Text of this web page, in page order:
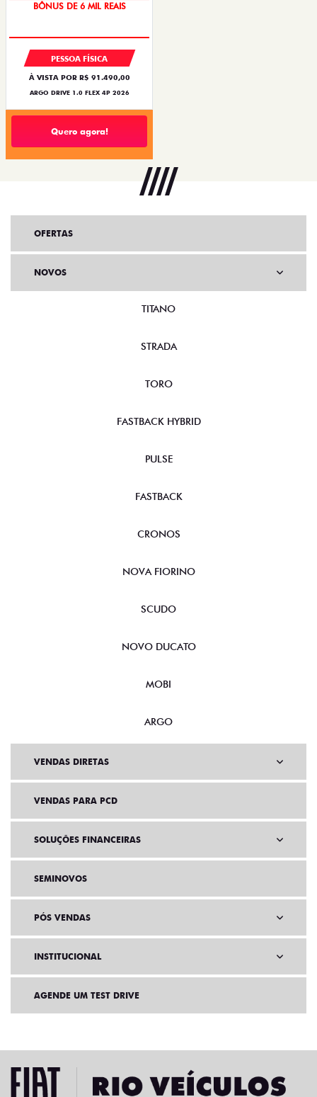
BÔNUS DE 6 MIL REAIS
PESSOA FÍSICA
À VISTA POR R$ 91.490,00
ARGO DRIVE 1.0 FLEX 4P 2026
Quero agora!
OFERTAS
NOVOS
TITANO
STRADA
TORO
FASTBACK HYBRID
PULSE
FASTBACK
CRONOS
NOVA FIORINO
SCUDO
NOVO DUCATO
MOBI
ARGO
VENDAS DIRETAS
VENDAS PARA PCD
SOLUÇÕES FINANCEIRAS
SEMINOVOS
PÓS VENDAS
INSTITUCIONAL
AGENDE UM TEST DRIVE